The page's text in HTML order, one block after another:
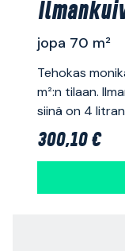
jopa 70 m²
Tehokas
m²:n tilaan.
siinä on 4
300,10 €